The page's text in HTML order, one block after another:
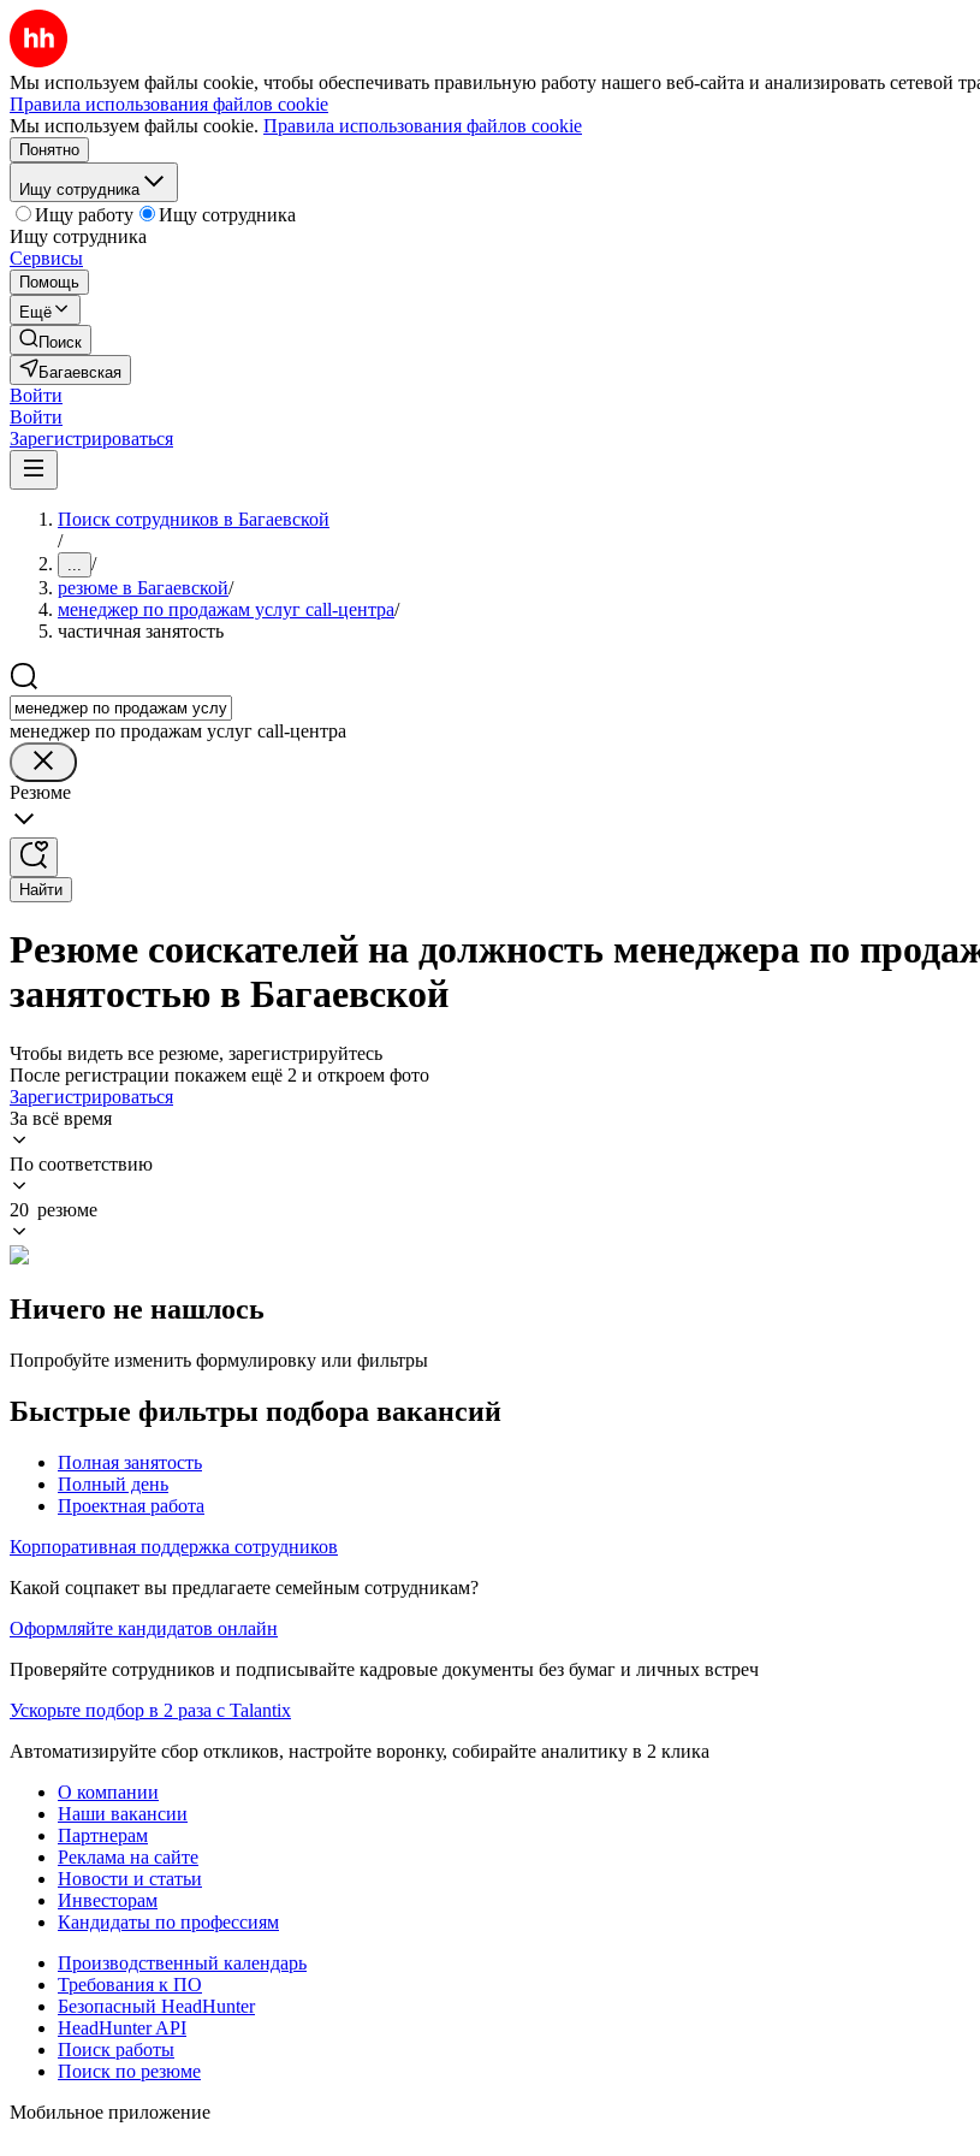
Мы используем файлы cookie, чтобы обеспечивать правильную работу нашего веб-сайта и анализировать сетевой
Правила использования файлов cookie
Мы используем файлы cookie. Правила использования файлов cookie
Понятно
Ищу сотрудника
Ищу работу
Ищу сотрудника
Ищу сотрудника
Сервисы
Помощь
Ещё
Поиск
Багаевская
Войти
Войти
Зарегистрироваться
Поиск сотрудников в Багаевской
/
... /
резюме в Багаевской/
менеджер по продажам услуг call-центра/
частичная занятость
менеджер по продажам услуг call-центра
Резюме
Найти
Резюме соискателей на должность менеджера по
занятостью в Багаевской
Чтобы видеть все резюме, зарегистрируйтесь
После регистрации покажем ещё 2 и откроем фото
Зарегистрироваться
За всё время
По соответствию
20 резюме
Ничего не нашлось
Попробуйте изменить формулировку или фильтры
Быстрые фильтры подбора вакансий
Полная занятость
Полный день
Проектная работа
Корпоративная поддержка сотрудников
Какой соцпакет вы предлагаете семейным сотрудникам?
Оформляйте кандидатов онлайн
Проверяйте сотрудников и подписывайте кадровые документы без бумаг и личных встреч
Ускорьте подбор в 2 раза с Talantix
Автоматизируйте сбор откликов, настройте воронку, собирайте аналитику в 2 клика
О компании
Наши вакансии
Партнерам
Реклама на сайте
Новости и статьи
Инвесторам
Кандидаты по профессиям
Производственный календарь
Требования к ПО
Безопасный HeadHunter
HeadHunter API
Поиск работы
Поиск по резюме
Мобильное приложение